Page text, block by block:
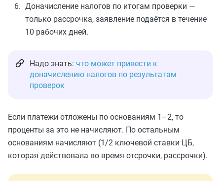
Доначисление налогов по итогам проверки —
только рассрочка, заявление подаётся в течение
10 рабочих дней.
Надо знать: что может привести к
доначислению налогов по результатам
проверок
Если платежи отложены по основаниям 1–2, то
проценты за это не начисляют. По остальным
основаниям начисляют (1/2 ключевой ставки ЦБ,
которая действовала во время отсрочки, рассрочки).